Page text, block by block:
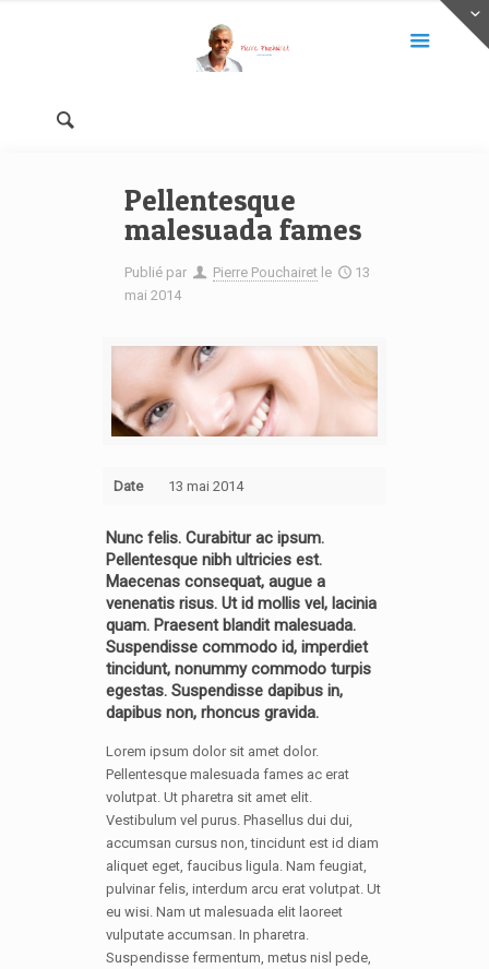
Pellentesque
malesuada fames
Publié par Pierre Pouchairet le
13
mai 2014
Date 13 mai 2014
Nunc felis. Curabitur ac ipsum.
Pellentesque nibh ultricies est.
Maecenas consequat, augue a
venenatis risus. Ut id mollis vel, lacinia
quam. Praesent blandit malesuada.
Suspendisse commodo id, imperdiet
tincidunt, nonummy commodo turpis
egestas. Suspendisse dapibus in,
dapibus non, rhoncus gravida.
Lorem ipsum dolor sit amet dolor.
Pellentesque malesuada fames ac erat
volutpat. Ut pharetra sit amet elit.
Vestibulum vel purus. Phasellus dui dui,
accumsan cursus non, tincidunt est id diam
aliquet eget, faucibus ligula. Nam feugiat,
pulvinar felis, interdum arcu erat volutpat. Ut
eu wisi. Nam ut malesuada elit laoreet
vulputate accumsan. In pharetra.
Suspendisse fermentum, metus nisl pede,